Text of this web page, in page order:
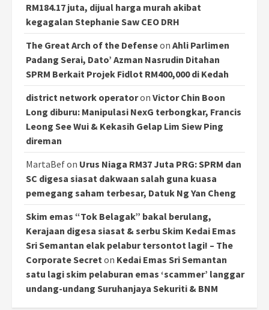
RM184.17 juta, dijual harga murah akibat
kegagalan Stephanie Saw CEO DRH
The Great Arch of the Defenseon Ahli Parlimen
Padang Serai, Dato’ Azman Nasrudin Ditahan
SPRM Berkait Projek Fidlot RM400,000 di Kedah
district network operatoron Victor Chin Boon
Long diburu: Manipulasi NexG terbongkar, Francis
Leong See Wui & Kekasih Gelap Lim Siew Ping
direman
MartaBefon Urus Niaga RM37 Juta PRG: SPRM dan
SC digesa siasat dakwaan salah guna kuasa
pemegang saham terbesar, Datuk Ng Yan Cheng
Skim emas “Tok Belagak” bakal berulang,
Kerajaan digesa siasat & serbu Skim Kedai Emas
Sri Semantan elak pelabur tersontot lagi! – The
Corporate Secreton Kedai Emas Sri Semantan
satu lagi skim pelaburan emas ‘scammer’ langgar
undang-undang Suruhanjaya Sekuriti & BNM